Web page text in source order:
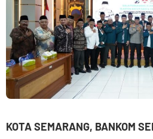
KOTA SEMARANG, BANKOM